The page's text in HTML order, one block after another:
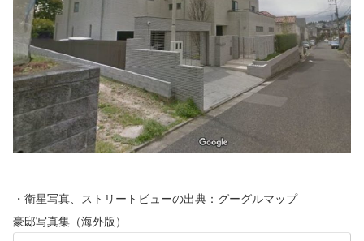
・衛星写真、ストリートビューの出典：グーグルマップ
豪邸写真集（海外版）